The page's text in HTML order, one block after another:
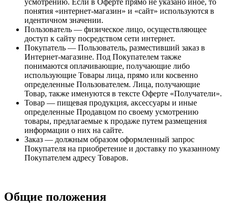
понятия «интернет-магазин» и «сайт» используются в
идентичном значении.
Пользователь — физическое лицо, осуществляющее
доступ к сайту посредством сети интернет.
Покупатель — Пользователь, разместивший заказ в
Интернет-магазине. Под Покупателем также
понимаются оплачивающие, получающие либо
использующие Товары лица, прямо или косвенно
определенные Пользователем. Лица, получающие
Товар, также именуются в тексте Оферте «Получатели».
Товар — пищевая продукция, аксессуары и иные
определенные Продавцом по своему усмотрению
товары, предлагаемые к продаже путем размещения
информации о них на сайте.
Заказ — должным образом оформленный запрос
Покупателя на приобретение и доставку по указанному
Покупателем адресу Товаров.
Общие положения